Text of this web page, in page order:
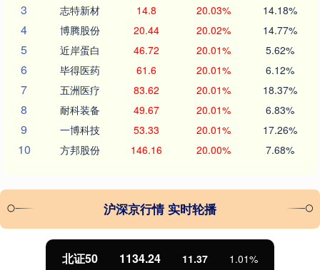
3 志特新材 14.8 20.03% 14.18%
4 博腾股份 20.44 20.02% 14.77%
5 近岸蛋白 46.72 20.01% 5.62%
6 毕得医药 61.6 20.01% 6.12%
7 五洲医疗 83.62 20.01% 18.37%
8 耐科装备 49.67 20.01% 6.83%
9 一博科技 53.33 20.01% 17.26%
10 方邦股份 146.16 20.00% 7.68%
沪深京行情 实时轮播
北证50 1134.24 11.37 1.01%